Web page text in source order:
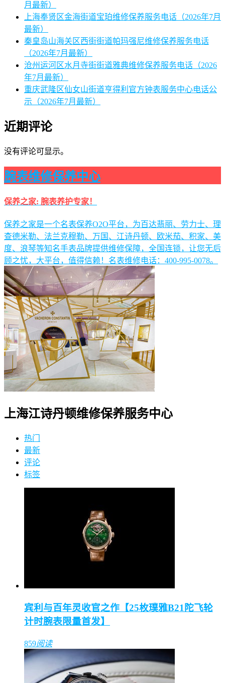
月最新）
上海奉贤区金海街道宝珀维修保养服务电话（2026年7月
最新）
秦皇岛山海关区西街街道帕玛强尼维修保养服务电话
（2026年7月最新）
沧州运河区水月寺街街道雅典维修保养服务电话（2026
年7月最新）
重庆武隆区仙女山街道亨得利官方钟表服务中心电话公
示（2026年7月最新）
近期评论
没有评论可显示。
腕表维修保养中心
保养之家: 腕表养护专家！
保养之家是一个名表保养O2O平台，为百达翡丽、劳力士、理
查德米勒、法兰克穆勒、万国、江诗丹顿、欧米茄、积家、美
度、浪琴等知名手表品牌提供维修保障，全国连锁，让您无后
顾之忧，大平台，值得信赖！名表维修电话：400-995-0078。
上海江诗丹顿维修保养服务中心
热门
最新
评论
标签
宾利与百年灵收官之作【25枚璞雅B21陀飞轮
计时腕表限量首发】
859阅读